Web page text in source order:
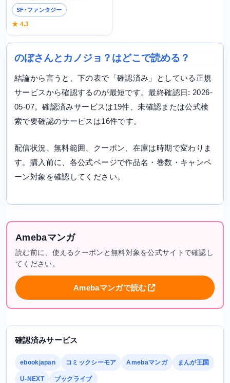
SF･ファンタジー
★ 4.3
のぼさんとカノジョ？はどこで読める？
結論から言うと、下の表で「確認済み」としている正規
サービスから確認するのが最短です。最終確認日: 2026-
05-07。確認済みサービスは19件、未確認または公式検
索で要確認のサービスは16件です。
配信状況、無料範囲、クーポン、在庫は時期で変わりま
す。購入前に、各公式ページで作品名・巻数・キャンペ
ーン対象を確認してください。
Amebaマンガ
読む前に、使えるクーポンと無料対象を公式サイトで確認し
てください。
Amebaマンガで読む
確認済みサービス
ebookjapan コミックシーモア Amebaマンガ まんが王国
U-NEXT ブックライブ